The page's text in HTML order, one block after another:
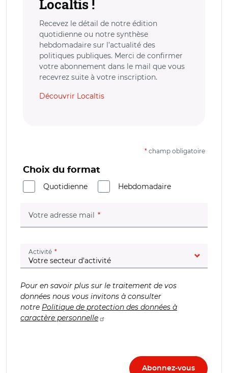
Localtis !
Recevez le détail de notre édition
quotidienne ou notre synthèse
hebdomadaire sur l’actualité des
politiques publiques. Merci de confirmer
votre abonnement dans le mail que vous
recevrez suite à votre inscription.
Découvrir Localtis
* champ obligatoire
Choix du format
Quotidienne
Hebdomadaire
Votre adresse mail (champ obligatoire)
Activité (champ obligatoire)
Pour en savoir plus sur le traitement de vos
données nous vous invitons à consulter
notre Politique de protection des données à
caractère personnelle